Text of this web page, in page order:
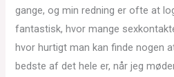
gange, og min redning er ofte at
fantastisk, hvor mange
hvor hurtigt man kan finde nogen
bedste af det hele er, når jeg